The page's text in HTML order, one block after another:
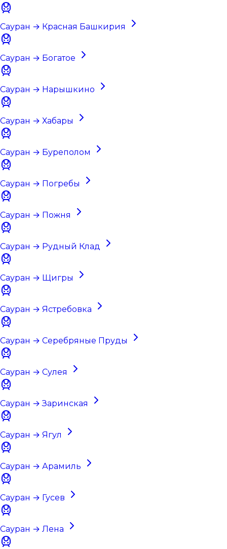
Сауран → Красная Башкирия
Сауран → Богатое
Сауран → Нарышкино
Сауран → Хабары
Сауран → Буреполом
Сауран → Погребы
Сауран → Пожня
Сауран → Рудный Клад
Сауран → Щигры
Сауран → Ястребовка
Сауран → Серебряные Пруды
Сауран → Сулея
Сауран → Заринская
Сауран → Ягул
Сауран → Арамиль
Сауран → Гусев
Сауран → Лена